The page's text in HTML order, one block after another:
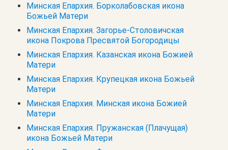
Минская Епархия. Борколабовская икона
Божьей Матери
Минская Епархия. Загорье-Столовичская
икона Покрова Пресвятой Богородицы
Минская Епархия. Казанская икона Божией
Матери
Минская Епархия. Крупецкая икона Божьей
Матери
Минская Епархия. Минская икона Божией
Матери
Минская Епархия. Пружанская (Плачущая)
икона Божьей Матери